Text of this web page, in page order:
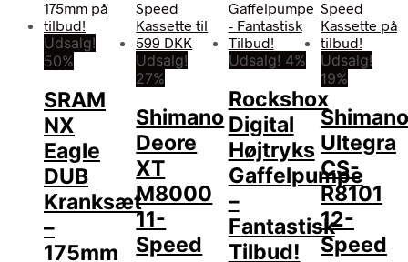
Udsalg!
50%
SRAM
NX
Eagle
DUB
Kranksæt
–
175mm
Udsalg!
27%
Shimano
Deore
XT
M8000
11-
Speed
Udsalg! 4%
Rockshox
Digital
Højtryks
Gaffelpumpe
–
Fantastisk
Tilbud!
Udsalg!
19%
Shimano
Ultegra
CS-
R8101
12-
Speed